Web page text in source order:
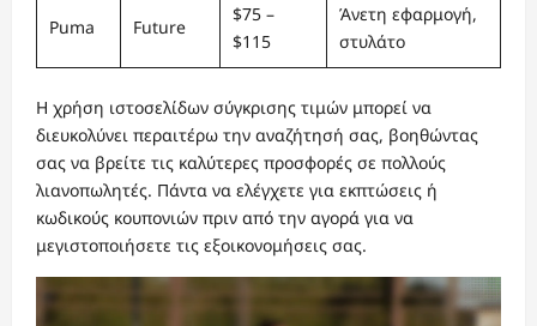
Puma Future
$75 –
$115
Άνετη εφαρμογή,
στυλάτο
Η χρήση ιστοσελίδων σύγκρισης τιμών μπορεί να
διευκολύνει περαιτέρω την αναζήτησή σας, βοηθώντας
σας να βρείτε τις καλύτερες προσφορές σε πολλούς
λιανοπωλητές. Πάντα να ελέγχετε για εκπτώσεις ή
κωδικούς κουπονιών πριν από την αγορά για να
μεγιστοποιήσετε τις εξοικονομήσεις σας.